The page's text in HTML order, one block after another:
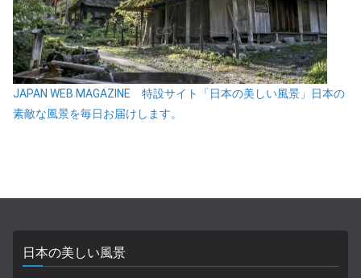
JAPAN WEB MAGAZINE 特設サイト「日本の美しい風景」日本の
素敵な風景を毎日お届けします。
日本の美しい風景